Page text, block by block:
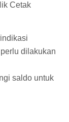
Cetak
dilakukan
saldo untuk